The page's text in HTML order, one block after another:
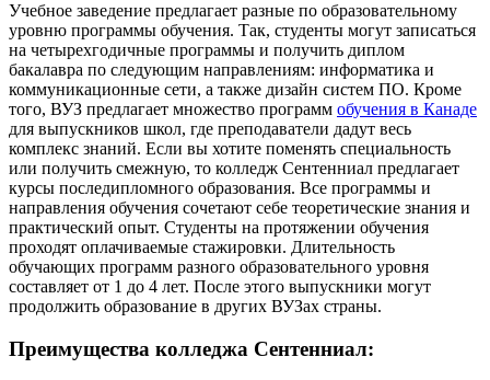
Учебное заведение предлагает разные по образовательному
уровню программы обучения. Так, студенты могут записаться
на четырехгодичные программы и получить диплом
бакалавра по следующим направлениям: информатика и
коммуникационные сети, а также дизайн систем ПО. Кроме
того, ВУЗ предлагает множество программ обучения в Канаде
для выпускников школ, где преподаватели дадут весь
комплекс знаний. Если вы хотите поменять специальность
или получить смежную, то колледж Сентенниал предлагает
курсы последипломного образования. Все программы и
направления обучения сочетают себе теоретические знания и
практический опыт. Студенты на протяжении обучения
проходят оплачиваемые стажировки. Длительность
обучающих программ разного образовательного уровня
составляет от 1 до 4 лет. После этого выпускники могут
продолжить образование в других ВУЗах страны.
Преимущества колледжа Сентенниал: